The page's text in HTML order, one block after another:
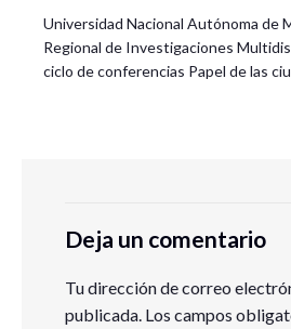
Universidad Nacional Autónoma de
Regional de Investigaciones
ciclo de conferencias Papel de las
Deja un comentario
Tu dirección de correo
publicada. Los campos